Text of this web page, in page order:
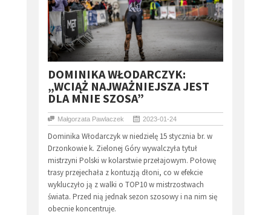
​DOMINIKA WŁODARCZYK:
„WCIĄŻ NAJWAŻNIEJSZA JEST
DLA MNIE SZOSA”
Małgorzata Pawlaczek 2023-01-24
Dominika Włodarczyk w niedzielę 15 stycznia br. w
Drzonkowie k. Zielonej Góry wywalczyła tytuł
mistrzyni Polski w kolarstwie przełajowym. Połowę
trasy przejechała z kontuzją dłoni, co w efekcie
wykluczyło ją z walki o TOP10 w mistrzostwach
świata. Przed nią jednak sezon szosowy i na nim się
obecnie koncentruje.